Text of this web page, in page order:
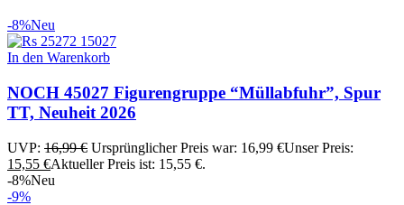
-8%Neu
In den Warenkorb
NOCH 45027 Figurengruppe “Müllabfuhr”, Spur
TT, Neuheit 2026
UVP: 16,99€ Ursprünglicher Preis war: 16,99 €Unser Preis:
15,55 €Aktueller Preis ist: 15,55 €.
-8%Neu
-9%